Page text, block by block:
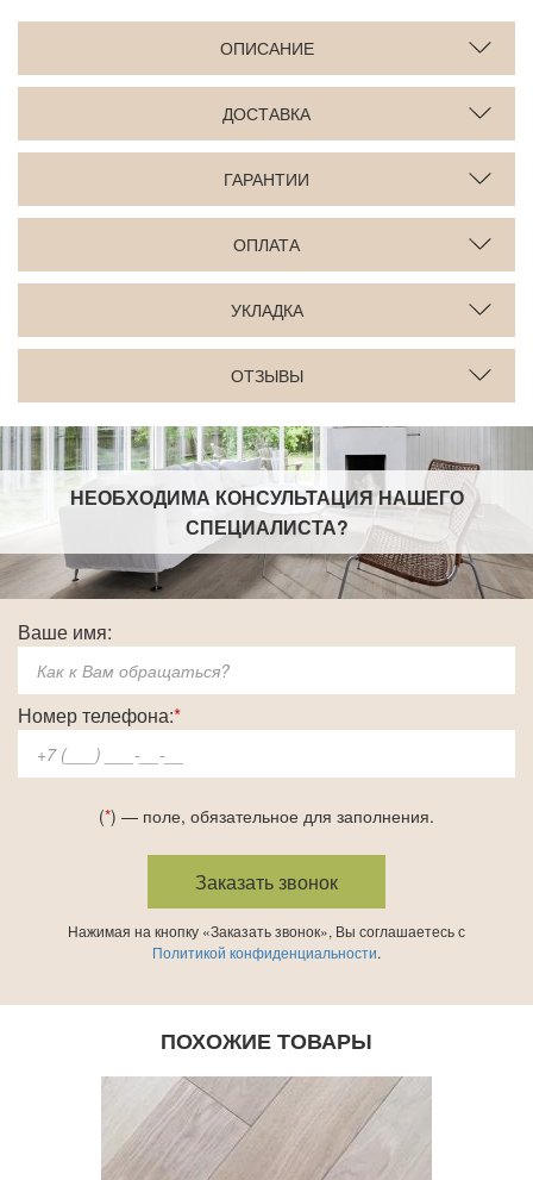
ОПИСАНИЕ
ДОСТАВКА
ГАРАНТИИ
ОПЛАТА
УКЛАДКА
ОТЗЫВЫ
НЕОБХОДИМА КОНСУЛЬТАЦИЯ НАШЕГО
СПЕЦИАЛИСТА?
Ваше имя:
Номер телефона:*
(*) — поле, обязательное для заполнения.
Нажимая на кнопку «Заказать звонок», Вы соглашаетесь с
Политикой конфиденциальности.
ПОХОЖИЕ ТОВАРЫ